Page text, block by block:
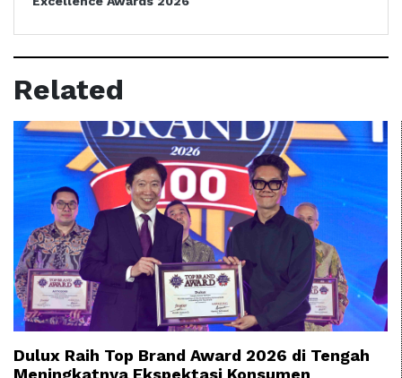
Related
Dulux Raih Top Brand Award 2026 di Tengah
Meningkatnya Ekspektasi Konsumen